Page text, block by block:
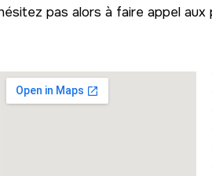
pas alors à faire appel